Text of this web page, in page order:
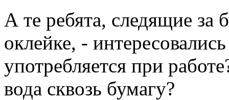
А те ребята, следящие за
оклейке, -
употребляется при
вода сквозь бумагу?